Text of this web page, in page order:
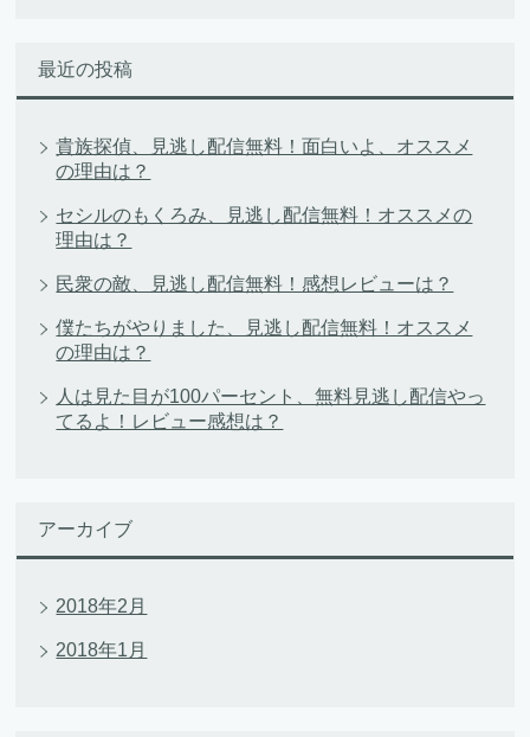
最近の投稿
貴族探偵、見逃し配信無料！面白いよ、オススメ
の理由は？
セシルのもくろみ、見逃し配信無料！オススメの
理由は？
民衆の敵、見逃し配信無料！感想レビューは？
僕たちがやりました、見逃し配信無料！オススメ
の理由は？
人は見た目が100パーセント、無料見逃し配信やっ
てるよ！レビュー感想は？
アーカイブ
2018年2月
2018年1月